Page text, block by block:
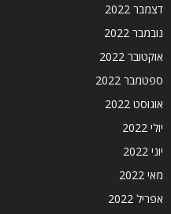
דצמבר 2022
נובמבר 2022
אוקטובר 2022
ספטמבר 2022
אוגוסט 2022
יולי 2022
יוני 2022
מאי 2022
אפריל 2022